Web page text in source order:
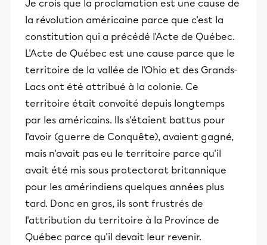
Je crois que la proclamation est une cause de
la révolution américaine parce que c'est la
constitution qui a précédé l'Acte de Québec.
L'Acte de Québec est une cause parce que le
territoire de la vallée de l'Ohio et des Grands-
Lacs ont été attribué à la colonie. Ce
territoire était convoité depuis longtemps
par les américains. Ils s'étaient battus pour
l'avoir (guerre de Conquête), avaient gagné,
mais n'avait pas eu le territoire parce qu'il
avait été mis sous protectorat britannique
pour les amérindiens quelques années plus
tard. Donc en gros, ils sont frustrés de
l'attribution du territoire à la Province de
Québec parce qu'il devait leur revenir.